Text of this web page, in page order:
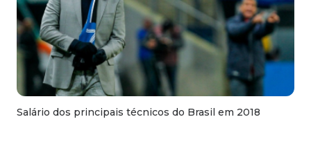
Salário dos principais técnicos do Brasil em 2018